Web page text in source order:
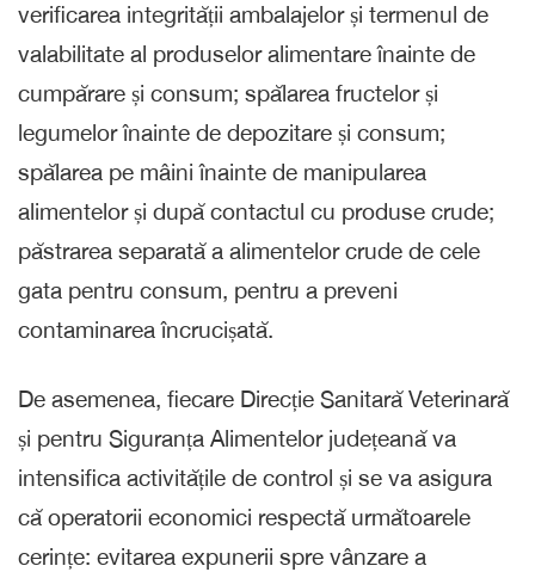
verificarea integrității ambalajelor și termenul de
valabilitate al produselor alimentare înainte de
cumpărare și consum; spălarea fructelor și
legumelor înainte de depozitare și consum;
spălarea pe mâini înainte de manipularea
alimentelor și după contactul cu produse crude;
păstrarea separată a alimentelor crude de cele
gata pentru consum, pentru a preveni
contaminarea încrucișată.
De asemenea, fiecare Direcție Sanitară Veterinară
și pentru Siguranța Alimentelor județeană va
intensifica activitățile de control și se va asigura
că operatorii economici respectă următoarele
cerințe: evitarea expunerii spre vânzare a